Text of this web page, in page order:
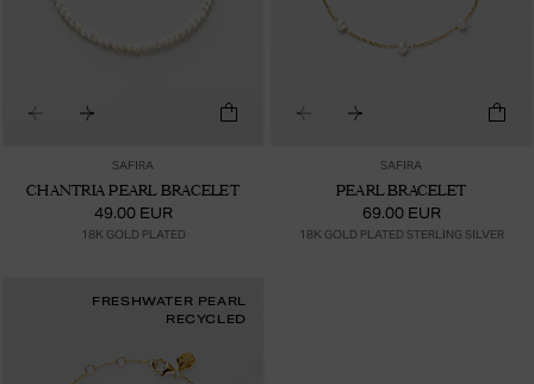
SAFIRA
CHANTRIA PEARL BRACELET
49.00 EUR
18K GOLD PLATED
SAFIRA
PEARL BRACELET
69.00 EUR
18K GOLD PLATED STERLING SILVER
FRESHWATER PEARL
RECYCLED